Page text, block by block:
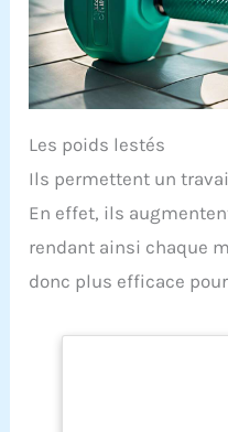
Les poids lestés
Ils permettent un
En effet, ils
rendant ainsi chaque
donc plus efficace